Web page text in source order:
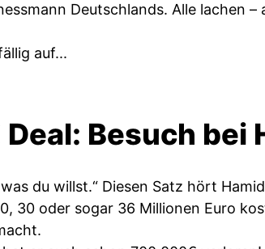
Deutschlands. Alle lachen
auf...
Besuch bei
du willst.“ Diesen Satz hört
30 oder sogar 36 Millionen Euro